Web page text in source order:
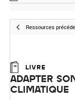
Ressources
LIVRE
ADAPTER
CLIMATIQUE